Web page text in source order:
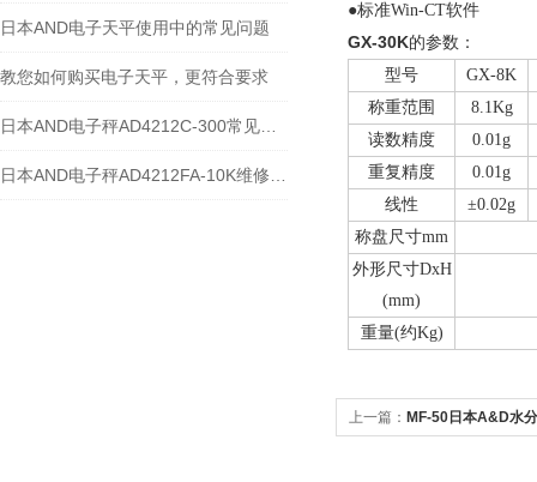
日本AND电子天平使用中的常见问题
教您如何购买电子天平，更符合要求
●标准Win-CT软件
GX-30K的参数：
型号
GX-8K
称重范围
8.1Kg
读数精度
0.01g
重复精度
0.01g
线性
±0.02g
称盘尺寸mm
外形尺寸DxH
(mm)
重量(约Kg)
上一篇： MF-50日本A&D水